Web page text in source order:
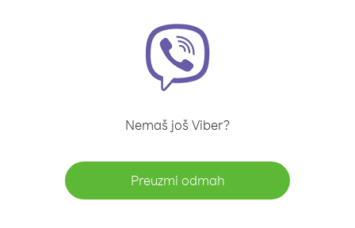
Nemaš još Viber?
Preuzmi odmah